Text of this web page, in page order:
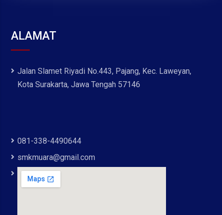
ALAMAT
Jalan Slamet Riyadi No.443, Pajang, Kec. Laweyan,
Kota Surakarta, Jawa Tengah 57146
081-338-4490644
smkmuara@gmail.com